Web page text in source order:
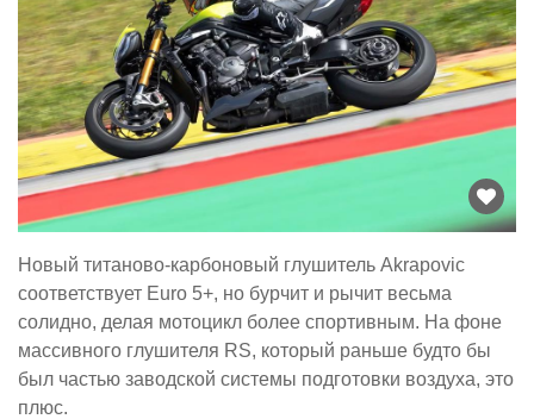
Новый титаново-карбоновый глушитель Akrapovic
соответствует Euro 5+, но бурчит и рычит весьма
солидно, делая мотоцикл более спортивным. На фоне
массивного глушителя RS, который раньше будто бы
был частью заводской системы подготовки воздуха, это
плюс.